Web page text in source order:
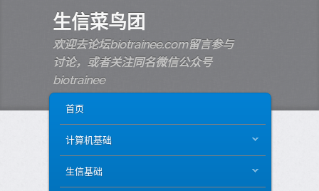
生信菜鸟团
欢迎去论坛biotrainee.com留言参与
讨论，或者关注同名微信公众号
biotrainee
SKIP TO PRIMARY CONTENT
SKIP TO SECONDARY CONTENT
首页
计算机基础
生信基础